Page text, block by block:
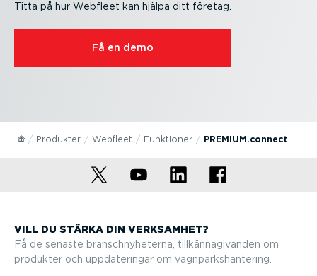
Titta på hur Webfleet kan hjälpa ditt företag.
Få en demo
Produkter Webfleet Funktioner PREMIUM.connect
VILL DU STÄRKA DIN VERKSAMHET?
Få de senaste branschny­he­terna, tillkän­na­gi­vanden om
produkter och uppda­te­ringar om vagnparks­han­tering.